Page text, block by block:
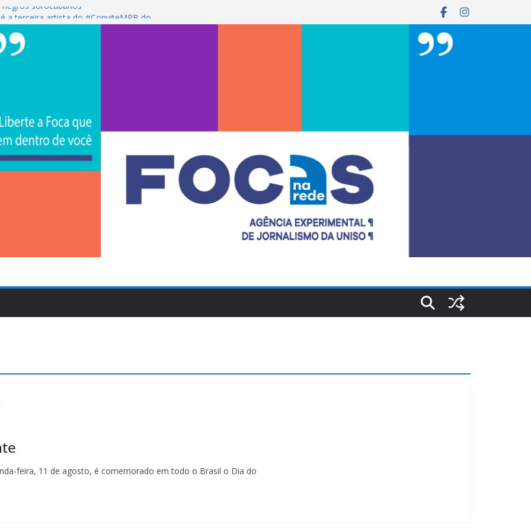
sorocabanos
a terceira artista do #ConviteMPB do
Brasil 2026 promove integração, ciência e
Uniso
feira, 11 de agosto, é comemorado em todo o Brasil o Dia do